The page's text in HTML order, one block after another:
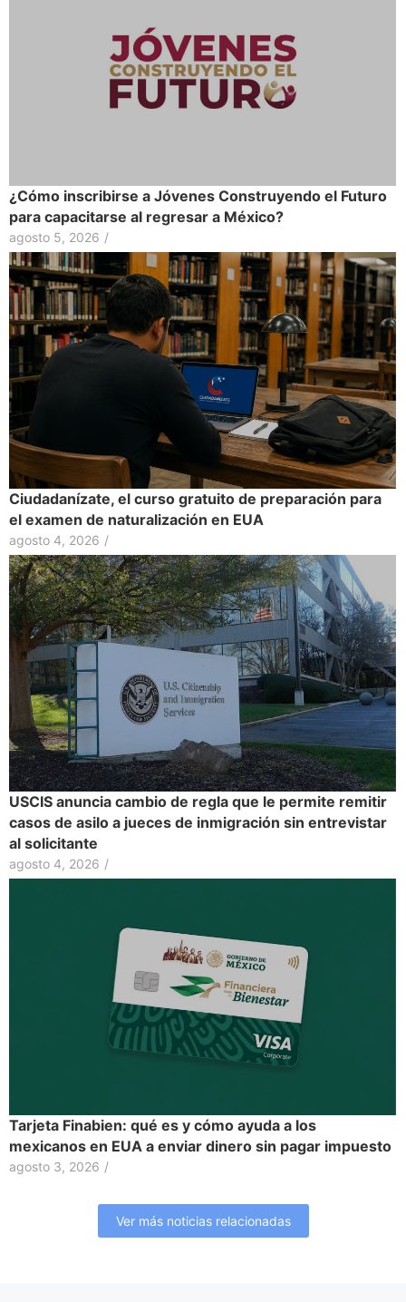
¿Cómo inscribirse a Jóvenes Construyendo el Futuro
para capacitarse al regresar a México?
agosto 5, 2026 /
Ciudadanízate, el curso gratuito de preparación para
el examen de naturalización en EUA
agosto 4, 2026 /
USCIS anuncia cambio de regla que le permite remitir
casos de asilo a jueces de inmigración sin entrevistar
al solicitante
agosto 4, 2026 /
Tarjeta Finabien: qué es y cómo ayuda a los
mexicanos en EUA a enviar dinero sin pagar impuesto
agosto 3, 2026 /
Ver más noticias relacionadas